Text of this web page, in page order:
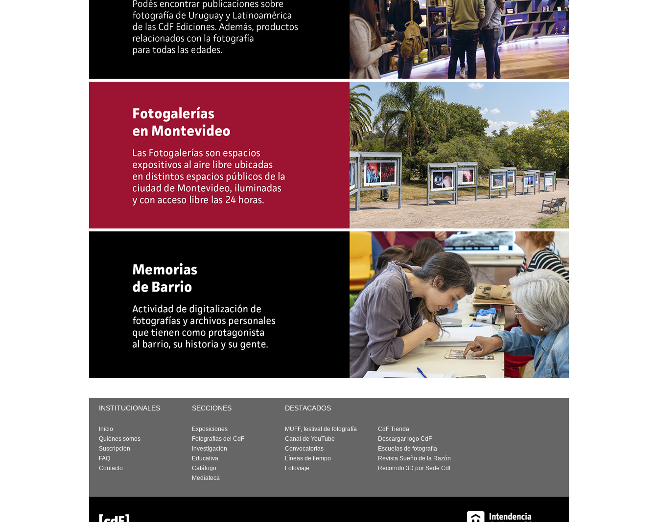
INSTITUCIONALES SECCIONES DESTACADOS
Inicio
Quiénes somos
Suscripción
FAQ
Contacto
Exposiciones
Fotografías del CdF
Investigación
Educativa
Catálogo
Mediateca
MUFF, festival de fotografía
Canal de YouTube
Convocatorias
Líneas de tiempo
Fotoviaje
CdF Tienda
Descargar logo CdF
Escuelas de fotografía
Revista Sueño de la Razón
Recorrido 3D por Sede CdF